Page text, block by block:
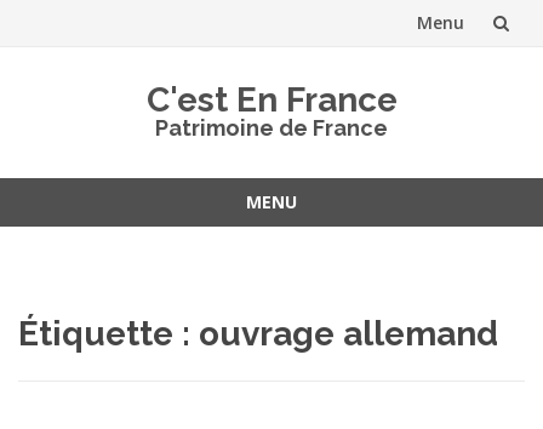
Menu
C'est En France
Patrimoine de France
MENU
Étiquette : ouvrage allemand